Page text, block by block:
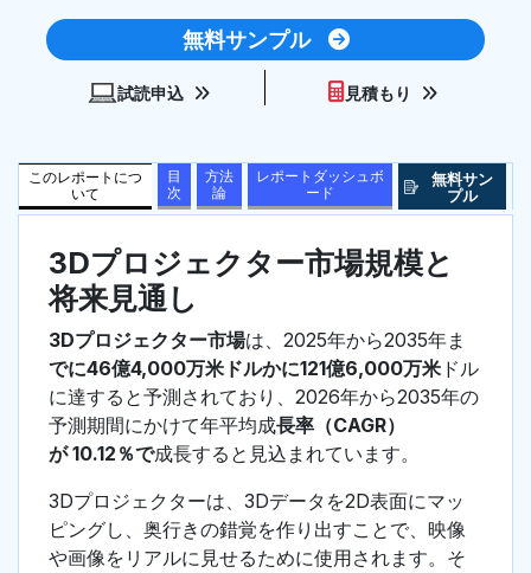
無料サンプル
試読申込 見積もり
このレポートにつ
いて
目
次
方法
論
レポートダッシュボ
ード
無料サン
プル
3Dプロジェクター市場規模と
将来見通し
3Dプロジェクター市場は、2025年から2035年ま
でに46億4,000万米ドルかに121億6,000万米 ドル
に達すると予測されており、2026年から2035年の
予測期間にかけて年平均成長率（CAGR）
が 10.12％で成長すると見込まれています。
3Dプロジェクターは、3Dデータを2D表面にマッ
ピングし、奥行きの錯覚を作り出すことで、映像
や画像をリアルに見せるために使用されます。そ